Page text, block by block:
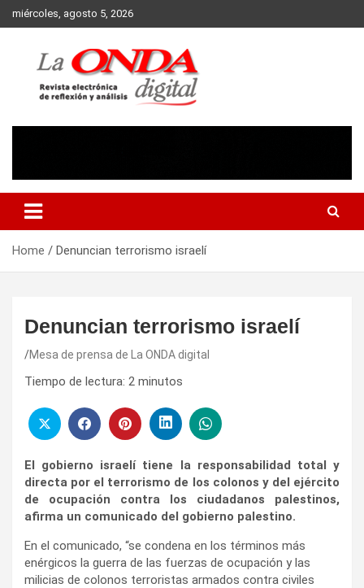
to
miércoles, agosto 5, 2026
Home Denuncian terrorismo israelí
Denuncian terrorismo israelí
Mesa de prensa de La ONDA digital
Tiempo de lectura: 2 minutos
El gobierno israelí tiene la responsabilidad total y
directa por el terrorismo de los colonos y del ejército
de ocupación contra los ciudadanos palestinos,
afirma un comunicado del gobierno palestino.
En el comunicado, “se condena en los términos más
enérgicos la guerra de las fuerzas de ocupación y las
milicias de colonos terroristas armados contra civiles